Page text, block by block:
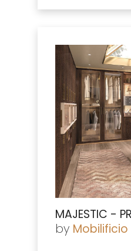
MAJESTIC -
by Mobilificio